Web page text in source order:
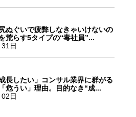
ぬぐいで疲弊しなきゃいけないの
荒らす5タイプの“毒社員”...
日
長したい」コンサル業界に群がる
危うい」理由。目的なき“成...
日